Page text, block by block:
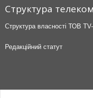
Структура
Структура власності ТОВ
Редакційний статут